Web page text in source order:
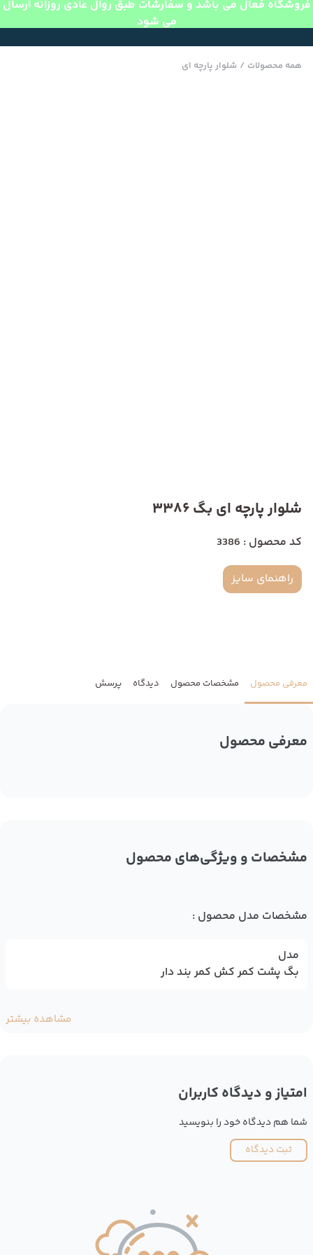
فروشگاه فعال می باشد و سفارشات طبق روال عادی روزانه ارسال
می شود
همه محصولات / شلوار پارچه ای
شلوار پارچه ای بگ 3386
کد محصول : 3386
راهنمای سایز
معرفی محصول مشخصات محصول دیدگاه پرسش
معرفی محصول
مشخصات و ویژگی‌های محصول
مشخصات مدل محصول :
مدل
بگ پشت کمر کش کمر بند دار
مشاهده بیشتر
امتیاز و دیدگاه کاربران
شما هم دیدگاه خود را بنویسید
ثبت دیدگاه